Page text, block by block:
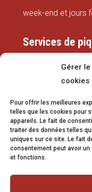
Gérer
cookies
Pour offrir les meilleures
telles que les cookies pour
appareils. Le fait de
traiter des données telles
uniques sur ce site. Le fait
consentement peut avoir
et fonctions.
week-end et jours
Services de
079 337 66 42
Travaux publics
079 213 92 08